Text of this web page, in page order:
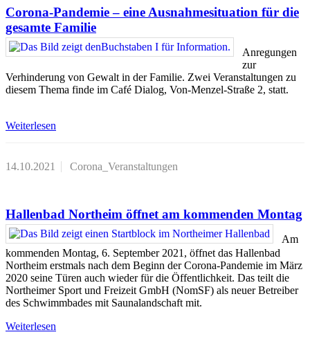
Corona-Pandemie – eine Ausnahmesituation für die
gesamte Familie
Anregungen
zur
Verhinderung von Gewalt in der Familie. Zwei Veranstaltungen zu
diesem Thema finde im Café Dialog, Von-Menzel-Straße 2, statt.
Weiterlesen
14.10.2021 Corona_Veranstaltungen
Hallenbad Northeim öffnet am kommenden Montag
Am
kommenden Montag, 6. September 2021, öffnet das Hallenbad
Northeim erstmals nach dem Beginn der Corona-Pandemie im März
2020 seine Türen auch wieder für die Öffentlichkeit. Das teilt die
Northeimer Sport und Freizeit GmbH (NomSF) als neuer Betreiber
des Schwimmbades mit Saunalandschaft mit.
Weiterlesen